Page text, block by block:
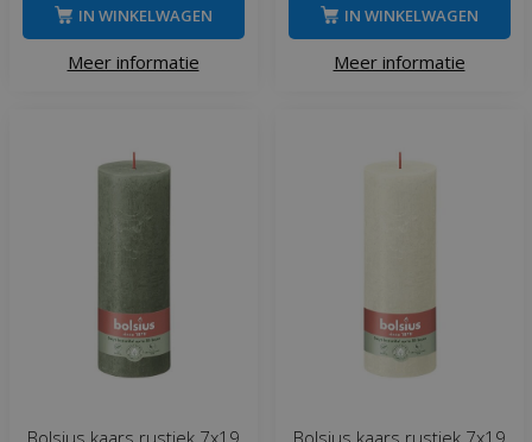
Meer informatie
IN WINKELWAGEN
Meer informatie
IN WINKELWAGEN
Bolsius kaars rustiek 7x19
Bolsius kaars rustiek 7x19